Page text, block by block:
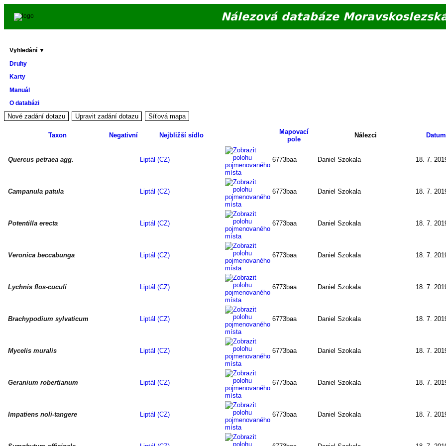
Nálezová databáze
Vyhledání ▼
Druhy
Karty
Manuál
O databázi
Taxon Negativní Nejbližší sídlo
Mapovací
pole
Nálezci Datum
Quercus petraea agg. Liptál (CZ) 6773baa Daniel Szokala 18. 7.
Campanula patula Liptál (CZ) 6773baa Daniel Szokala 18. 7.
Potentilla erecta Liptál (CZ) 6773baa Daniel Szokala 18. 7.
Veronica beccabunga Liptál (CZ) 6773baa Daniel Szokala 18. 7.
Lychnis flos-cuculi Liptál (CZ) 6773baa Daniel Szokala 18. 7.
Brachypodium sylvaticum Liptál (CZ) 6773baa Daniel Szokala 18. 7.
Mycelis muralis Liptál (CZ) 6773baa Daniel Szokala 18. 7.
Geranium robertianum Liptál (CZ) 6773baa Daniel Szokala 18. 7.
Impatiens noli-tangere Liptál (CZ) 6773baa Daniel Szokala 18. 7.